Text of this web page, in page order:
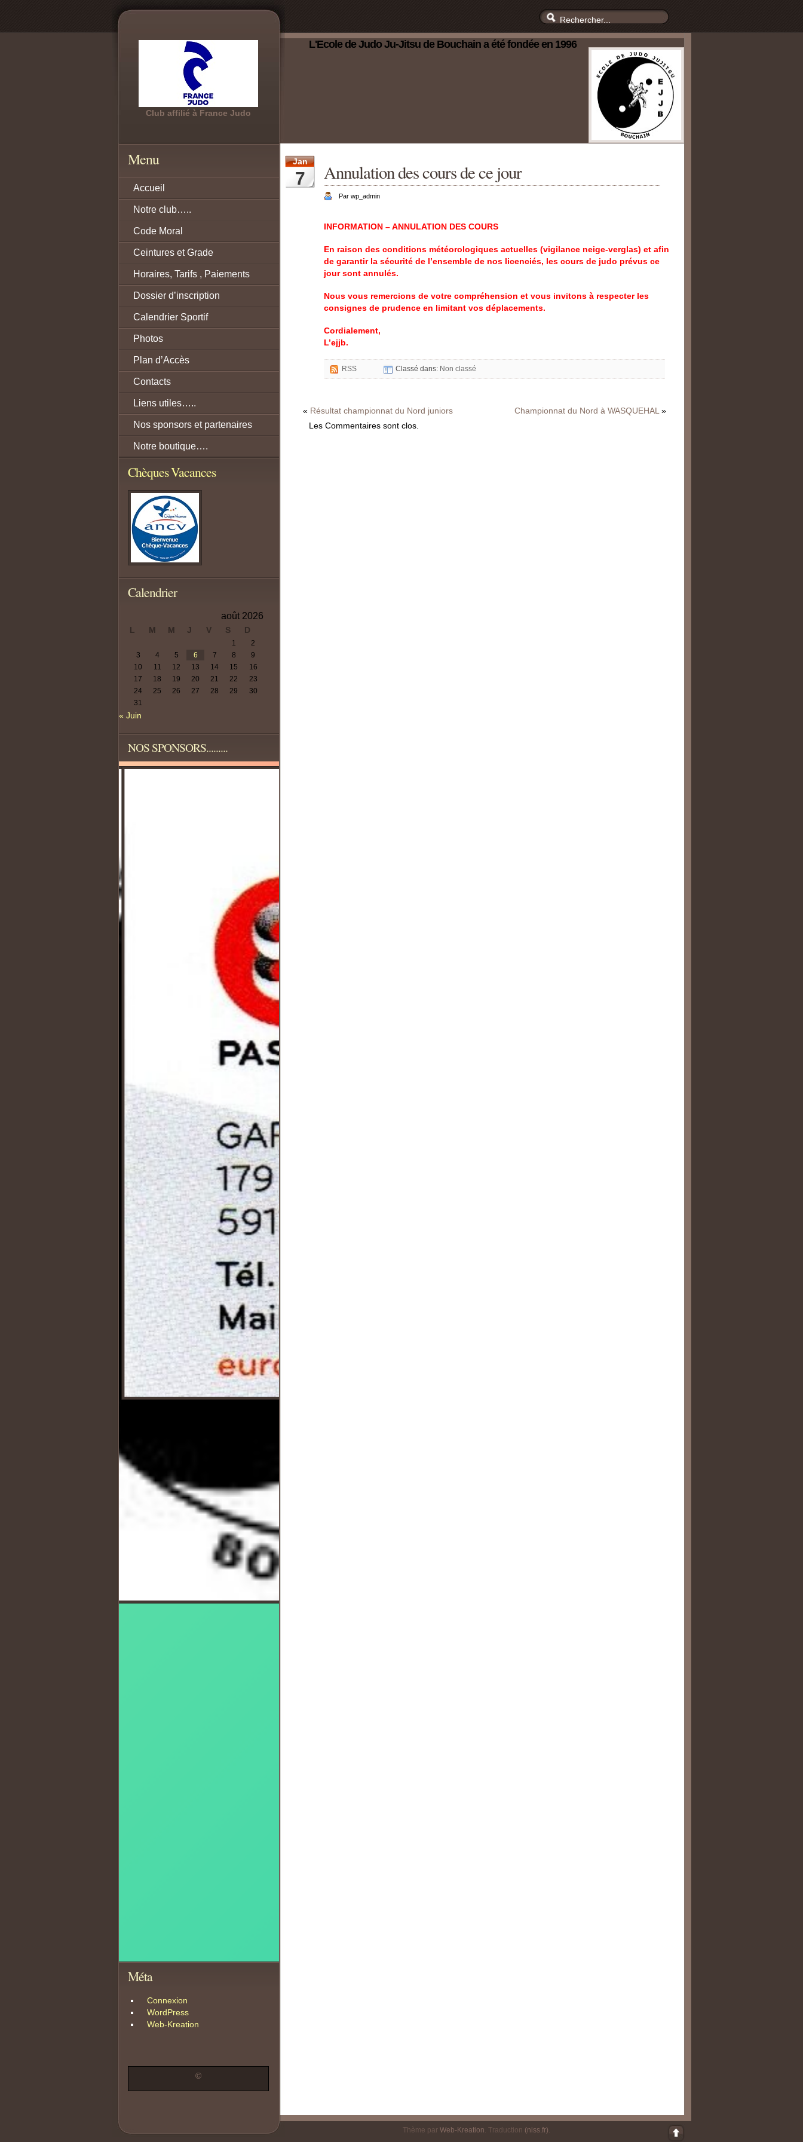
Club affilié à France Judo
Menu
Accueil
Notre club…..
Code Moral
Ceintures et Grade
Horaires, Tarifs , Paiements
Dossier d’inscription
Calendrier Sportif
Photos
Plan d’Accès
Contacts
Liens utiles…..
Nos sponsors et partenaires
Notre boutique….
Chèques Vacances
Calendrier
août 2026
L M M J V S D
1
2
3
4 5 6 7 8
9
10
11 12 13 14 15
16
17
18 19 20 21 22
23
24
25 26 27 28 29
30
31
« Juin
NOS SPONSORS.........
Méta
Connexion
WordPress
Web-Kreation
©
L'Ecole de Judo Ju-Jitsu de Bouchain a été fondée en 1996
Jan
7 Annulation des cours de ce jour
Par wp_admin
INFORMATION – ANNULATION DES COURS
En raison des conditions météorologiques actuelles (vigilance neige-verglas) et afin
de garantir la sécurité de l’ensemble de nos licenciés, les cours de judo prévus ce
jour sont annulés.
Nous vous remercions de votre compréhension et vous invitons à respecter les
consignes de prudence en limitant vos déplacements.
Cordialement,
L’ejjb.
RSS Classé dans: Non classé
Championnat du Nord à WASQUEHAL »
« Résultat championnat du Nord juniors
Les Commentaires sont clos.
Thème par Web-Kreation . Traduction (niss.fr)